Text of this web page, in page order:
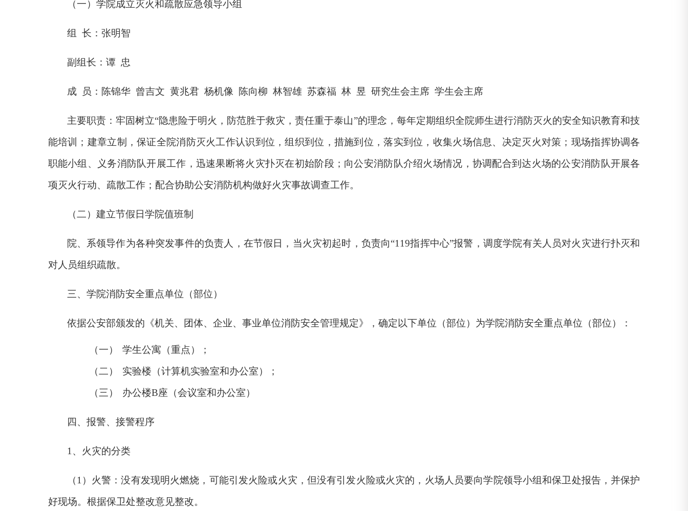
（一）学院成立灭火和疏散应急领导小组
组 长：张明智
副组长：谭 忠
成 员：陈锦华 曾吉文 黄兆君 杨机像 陈向柳 林智雄 苏森福 林 昱 研究生会主席 学生会主席
主要职责：牢固树立“隐患险于明火，防范胜于救灾，责任重于泰山”的理念，每年定期组织全院师生进行消防灭火的安全知识教育和技
能培训；建章立制，保证全院消防灭火工作认识到位，组织到位，措施到位，落实到位，收集火场信息、决定灭火对策；现场指挥协调各
职能小组、义务消防队开展工作，迅速果断将火灾扑灭在初始阶段；向公安消防队介绍火场情况，协调配合到达火场的公安消防队开展各
项灭火行动、疏散工作；配合协助公安消防机构做好火灾事故调查工作。
（二）建立节假日学院值班制
院、系领导作为各种突发事件的负责人，在节假日，当火灾初起时，负责向“119指挥中心”报警，调度学院有关人员对火灾进行扑灭和
对人员组织疏散。
三、学院消防安全重点单位（部位）
依据公安部颁发的《机关、团体、企业、事业单位消防安全管理规定》，确定以下单位（部位）为学院消防安全重点单位（部位）：
（一）
学生公寓（重点）；
（二）
实验楼（计算机实验室和办公室）；
（三）
办公楼B座（会议室和办公室）
四、报警、接警程序
1 、火灾的分类
（1）火警：没有发现明火燃烧，可能引发火险或火灾，但没有引发火险或火灾的，火场人员要向学院领导小组和保卫处报告，并保护
好现场。根据保卫处整改意见整改。